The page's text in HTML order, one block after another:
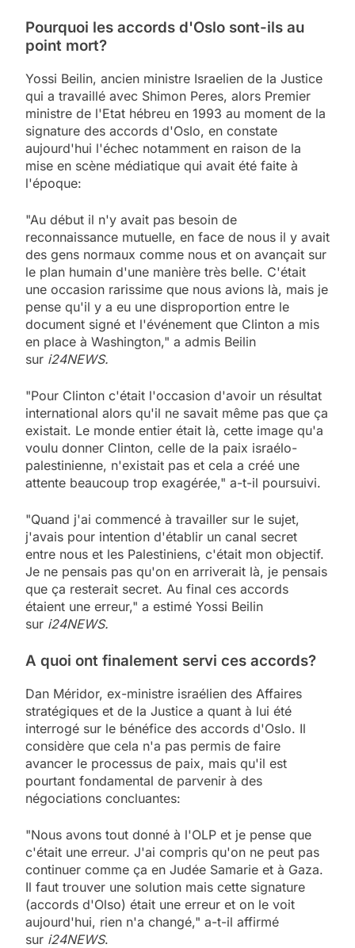
Pourquoi les accords d'Oslo sont-ils au
point mort?
Yossi Beilin, ancien ministre Israelien de la Justice
qui a travaillé avec Shimon Peres, alors Premier
ministre de l'Etat hébreu en 1993 au moment de la
signature des accords d'Oslo, en constate
aujourd'hui l'échec notamment en raison de la
mise en scène médiatique qui avait été faite à
l'époque:
"Au début il n'y avait pas besoin de
reconnaissance mutuelle, en face de nous il y avait
des gens normaux comme nous et on avançait sur
le plan humain d'une manière très belle. C'était
une occasion rarissime que nous avions là, mais je
pense qu'il y a eu une disproportion entre le
document signé et l'événement que Clinton a mis
en place à Washington," a admis Beilin
sur i24NEWS.
"Pour Clinton c'était l'occasion d'avoir un résultat
international alors qu'il ne savait même pas que ça
existait. Le monde entier était là, cette image qu'a
voulu donner Clinton, celle de la paix israélo-
palestinienne, n'existait pas et cela a créé une
attente beaucoup trop exagérée," a-t-il poursuivi.
"Quand j'ai commencé à travailler sur le sujet,
j'avais pour intention d'établir un canal secret
entre nous et les Palestiniens, c'était mon objectif.
Je ne pensais pas qu'on en arriverait là, je pensais
que ça resterait secret. Au final ces accords
étaient une erreur," a estimé Yossi Beilin
sur i24NEWS.
A quoi ont finalement servi ces accords?
Dan Méridor, ex-ministre israélien des Affaires
stratégiques et de la Justice a quant à lui été
interrogé sur le bénéfice des accords d'Oslo. Il
considère que cela n'a pas permis de faire
avancer le processus de paix, mais qu'il est
pourtant fondamental de parvenir à des
négociations concluantes:
"Nous avons tout donné à l'OLP et je pense que
c'était une erreur. J'ai compris qu'on ne peut pas
continuer comme ça en Judée Samarie et à Gaza.
Il faut trouver une solution mais cette signature
(accords d'Olso) était une erreur et on le voit
aujourd'hui, rien n'a changé," a-t-il affirmé
sur i24NEWS.